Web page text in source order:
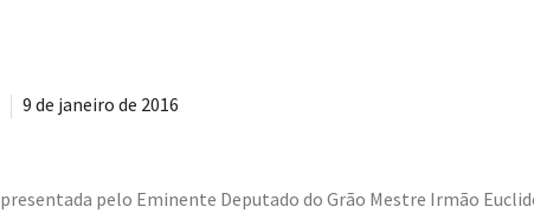
9 de janeiro de 2016
pelo Eminente Deputado do Grão Mestre Irmão